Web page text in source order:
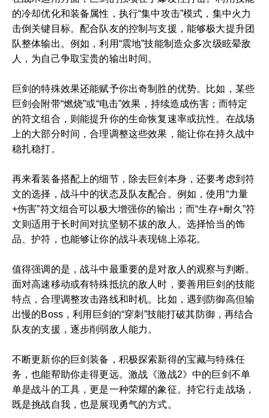
的冷却优化和装备属性，执行“集中攻击”模式，集中火力
击倒关键目标。配合队友的控制与支援，能够极大提升团
队整体输出。例如，利用“震地”技能制造众多次级眩晕敌
人，为自己争取宝贵的输出时间。
巨剑的特殊效果还能赋予你出奇制胜的优势。比如，某些
巨剑会附带“燃烧”或“电击”效果，持续造成伤害；而特定
的符文组合，则能提升你的生命恢复速率或抗性。在战场
上的大部分时间，合理调整这些效果，能让你在持久战中
稳扎稳打。
再来看装备搭配上的细节，除去巨剑本身，还要考虑到符
文的选择，战斗中的状态及队友配合。例如，使用“力量
+伤害”符文组合可以极大增强你的输出；而“生存+耐久”符
文则适用于长时间对抗坚韧不拔的敌人。选择恰当的饰
品、护符，也能够让你的战斗表现锦上添花。
值得强调的是，战斗中最重要的是对敌人的观察与判断。
面对高速移动或有特殊抵抗的敌人时，要善用巨剑的技能
特点，合理调整攻击路线和时机。比如，遇到防御高但输
出慢的Boss，利用巨剑的“穿刺”技能打破其防御，再结合
队友的支援，逐步削弱敌人能力。
不断更新你的巨剑装备，积极探索新得的宝藏与特殊任
务，也能帮助你走得更远。激战《激战2》中的巨剑不单
单是战斗的工具，更是一种荣耀的象征。持它行走战场，
既是挑战自我，也是展现勇气的方式。